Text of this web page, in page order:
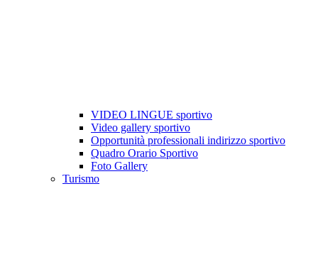
VIDEO LINGUE sportivo
Video gallery sportivo
Opportunità professionali indirizzo sportivo
Quadro Orario Sportivo
Foto Gallery
Turismo